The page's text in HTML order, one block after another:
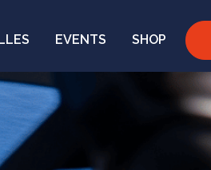
EVENTS SHOP